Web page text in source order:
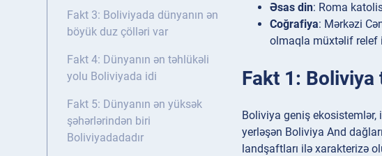
Fakt 3: Boliviyada dünyanın ən
böyük duz çölləri var
Fakt 4: Dünyanın ən təhlükəli
yolu Boliviyada idi
Fakt 5: Dünyanın ən yüksək
şəhərlərindən biri
Boliviyadadadır
Əsas din: Roma
Coğrafiya: Mərkəzi
olmaqla müxtəlif relef
Fakt 1:
Boliviya geniş
yerləşən Boliviya And
landşaftları ilə xarakterizə